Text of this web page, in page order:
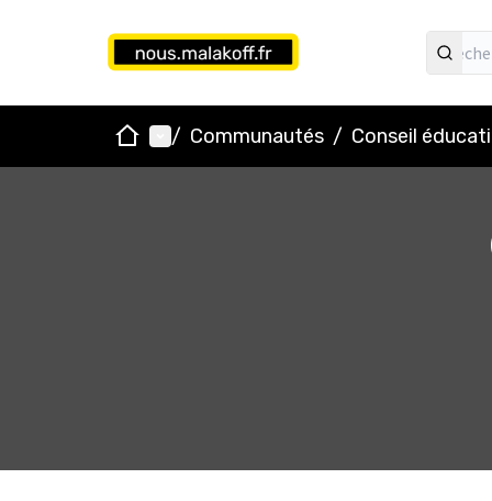
AccueilMenu principal
/ Communautés / Conseil